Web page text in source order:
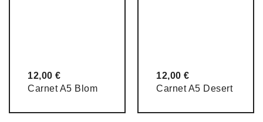
12,00 €
Carnet A5 Blom
12,00 €
Carnet A5 Desert